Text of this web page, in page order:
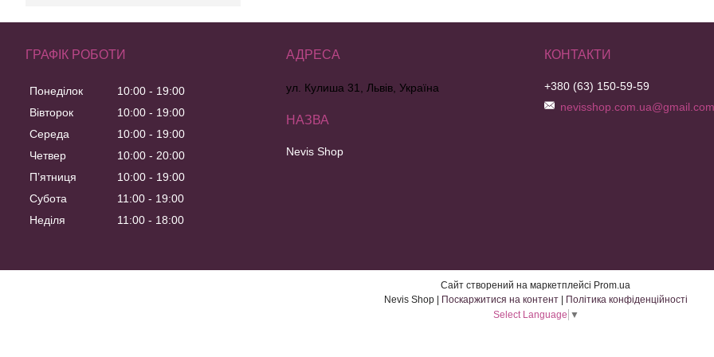
ГРАФІК РОБОТИ
Понеділок 10:00
19:00
Вівторок
10:00
19:00
Середа
10:00
19:00
Четвер
10:00
20:00
Пʼятниця
10:00
19:00
Субота
11:00
19:00
Неділя
11:00 18:00
ул. Кулиша 31, Львів, Україна
Nevis Shop
+380 (63) 150-59-59
Сайт створений на маркетплейсі Prom.ua
Nevis Shop | Поскаржитися на контент | Політика конфіденційності
Select Language ▼